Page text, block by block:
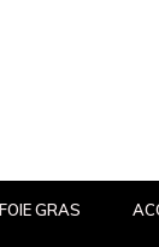
FOIE GRAS